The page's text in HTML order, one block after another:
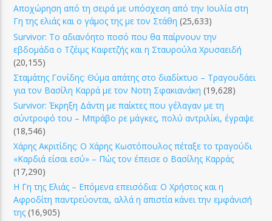
Αποχώρηση από τη σειρά με υπόσχεση από την Ιουλία στη
Γη της ελιάς και ο γάμος της με τον Στάθη (25,633)
Survivor: Το αδιανόητο ποσό που θα παίρνουν την
εβδομάδα ο Τζέιμς Καφετζής και η Σταυρούλα Χρυσαειδή
(20,155)
Σταμάτης Γονίδης: Θύμα απάτης στο διαδίκτυο – Τραγουδάει
για τον Βασίλη Καρρά με τον Νοτη Σφακιανάκη (19,628)
Survivor: Έκρηξη Δάντη με παίκτες που γέλαγαν με τη
σύντροφό του – Μπράβο ρε μάγκες, πολύ αντριλίκι, έγραψε
(18,546)
Χάρης Ακριτίδης: Ο Χάρης Κωστόπουλος πέταξε το τραγούδι
«Καρδιά είσαι εσύ» – Πώς τον έπεισε ο Βασίλης Καρράς
(17,290)
Η Γη της Ελιάς – Επόμενα επεισόδια: Ο Χρήστος και η
Αφροδίτη παντρεύονται, αλλά η απιστία κάνει την εμφάνισή
της (16,905)